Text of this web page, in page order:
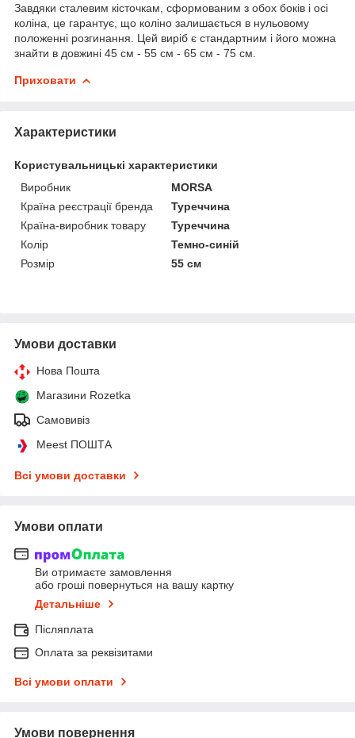
Завдяки сталевим кісточкам, сформованим з обох боків і осі
коліна, це гарантує, що коліно залишається в нульовому
положенні розгинання. Цей виріб є стандартним і його можна
знайти в довжині 45 см - 55 см - 65 см - 75 см.
Приховати
Характеристики
Користувальницькі характеристики
Виробник
MORSA
Країна реєстрації бренда
Туреччина
Країна-виробник товару
Туреччина
Колір
Темно-синій
Розмір
55 см
Умови доставки
Нова Пошта
Магазини Rozetka
Самовивіз
Meest ПОШТА
Всі умови доставки
Умови оплати
Ви отримаєте замовлення
або гроші повернуться на вашу картку
Детальніше
Післяплата
Оплата за реквізитами
Всі умови оплати
Умови повернення